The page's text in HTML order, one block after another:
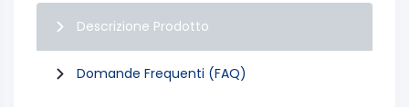
Descrizione Prodotto
Domande Frequenti (FAQ)